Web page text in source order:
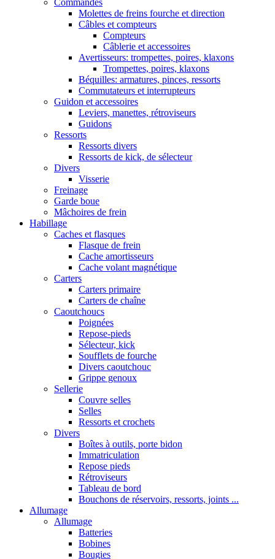
Commandes
Molettes de freins fourche et direction
Câbles et compteurs
Compteurs
Câblerie et accessoires
Avertisseurs: trompettes, poires, klaxons
Trompettes, poires, klaxons
Béquilles: armatures, pinces, ressorts
Commutateurs et interrupteurs
Guidon et accessoires
Leviers, manettes, rétroviseurs
Guidons
Ressorts
Ressorts divers
Ressorts de kick, de sélecteur
Divers
Visserie
Freinage
Garde boue
Mâchoires de frein
Habillage
Caches et flasques
Flasque de frein
Cache amortisseurs
Cache volant magnétique
Carters
Carters primaire
Carters de chaîne
Caoutchoucs
Poignées
Repose-pieds
Sélecteur, kick
Soufflets de fourche
Divers caoutchouc
Grippe genoux
Sellerie
Couvre selles
Selles
Ressorts et crochets
Divers
Boîtes à outils, porte bidon
Immatriculation
Repose pieds
Rétroviseurs
Tableau de bord
Bouchons de réservoirs, ressorts, joints ...
Allumage
Allumage
Batteries
Bobines
Bougies